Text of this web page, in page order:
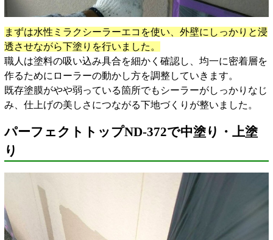
まずは水性ミラクシーラーエコを使い、外壁にしっかりと浸
透させながら下塗りを行いました。
職人は塗料の吸い込み具合を細かく確認し、均一に密着層を
作るためにローラーの動かし方を調整していきます。
既存塗膜がやや弱っている箇所でもシーラーがしっかりなじ
み、仕上げの美しさにつながる下地づくりが整いました。
パーフェクトトップND-372で中塗り・上塗
り